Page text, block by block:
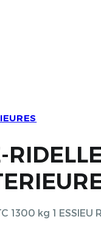
1300 kg 1 ESSIEU